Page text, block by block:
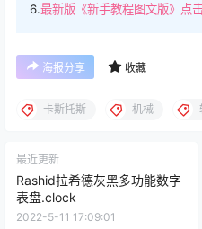
6.最新版《新手教程图文版》点
海报分享 收藏
卡斯托斯 机械
最近更新
Rashid拉希德灰黑多功能数字
表盘.clock
2022-5-11 17:09:01